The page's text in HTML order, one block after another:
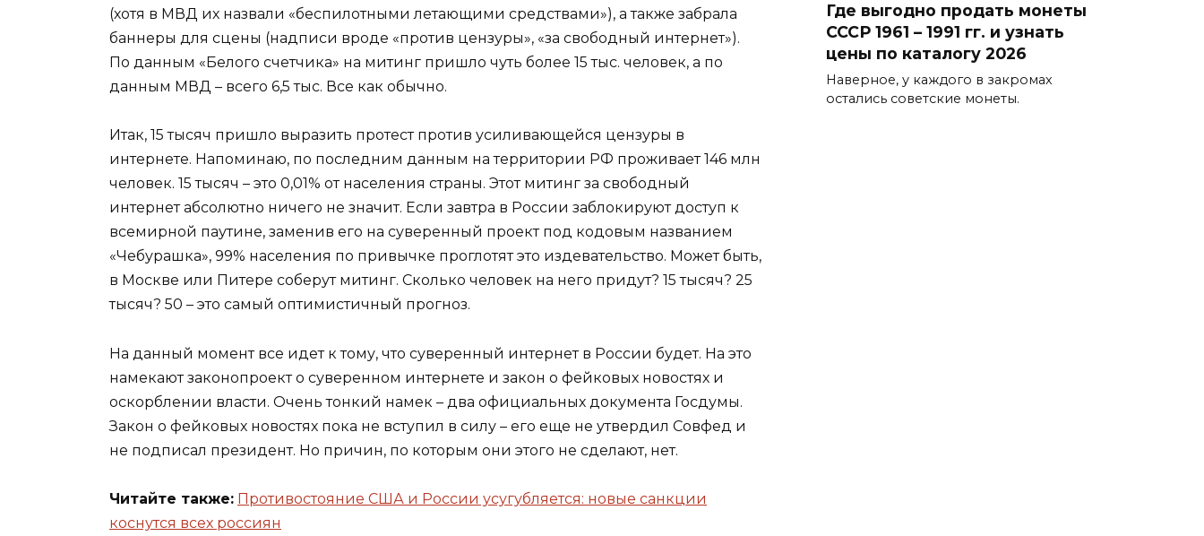
(хотя в МВД их назвали «беспилотными летающими средствами»), а также забрала
баннеры для сцены (надписи вроде «против цензуры», «за свободный интернет»).
По данным «Белого счетчика» на митинг пришло чуть более 15 тыс. человек, а по
данным МВД – всего 6,5 тыс. Все как обычно.
Итак, 15 тысяч пришло выразить протест против усиливающейся цензуры в
интернете. Напоминаю, по последним данным на территории РФ проживает 146 млн
человек. 15 тысяч – это 0,01% от населения страны. Этот митинг за свободный
интернет абсолютно ничего не значит. Если завтра в России заблокируют доступ к
всемирной паутине, заменив его на суверенный проект под кодовым названием
«Чебурашка», 99% населения по привычке проглотят это издевательство. Может быть,
в Москве или Питере соберут митинг. Сколько человек на него придут? 15 тысяч? 25
тысяч? 50 – это самый оптимистичный прогноз.
На данный момент все идет к тому, что суверенный интернет в России будет. На это
намекают законопроект о суверенном интернете и закон о фейковых новостях и
оскорблении власти. Очень тонкий намек – два официальных документа Госдумы.
Закон о фейковых новостях пока не вступил в силу – его еще не утвердил Совфед и
не подписал президент. Но причин, по которым они этого не сделают, нет.
Читайте также: Противостояние США и России усугубляется: новые санкции
коснутся всех россиян
Где выгодно продать монеты
СССР 1961 – 1991 гг. и узнать
цены по каталогу 2026
Наверное, у каждого в закромах
остались советские монеты.